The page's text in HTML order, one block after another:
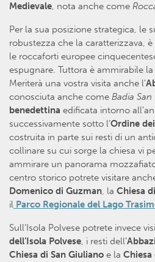
Medievale, nota anche come
Per la sua posizione strategica, le
robustezza che la caratterizzava,
le roccaforti europee
espugnare. Tuttora è ammirabile
Meriterà una vostra visita anche l’
conosciuta anche come Badia
benedettina edificata intorno
successivamente sotto l’Ordine
costruita in parte sui resti di un
collinare su cui sorge la chiesa vi
ammirare un panorama
centro storico potrete visitare
Domenico di Guzman, la Chiesa
il Parco Regionale del Lago
Sull’Isola Polvese potrete invece
dell’Isola Polvese, i resti dell’
Chiesa di San Giuliano e la Chiesa